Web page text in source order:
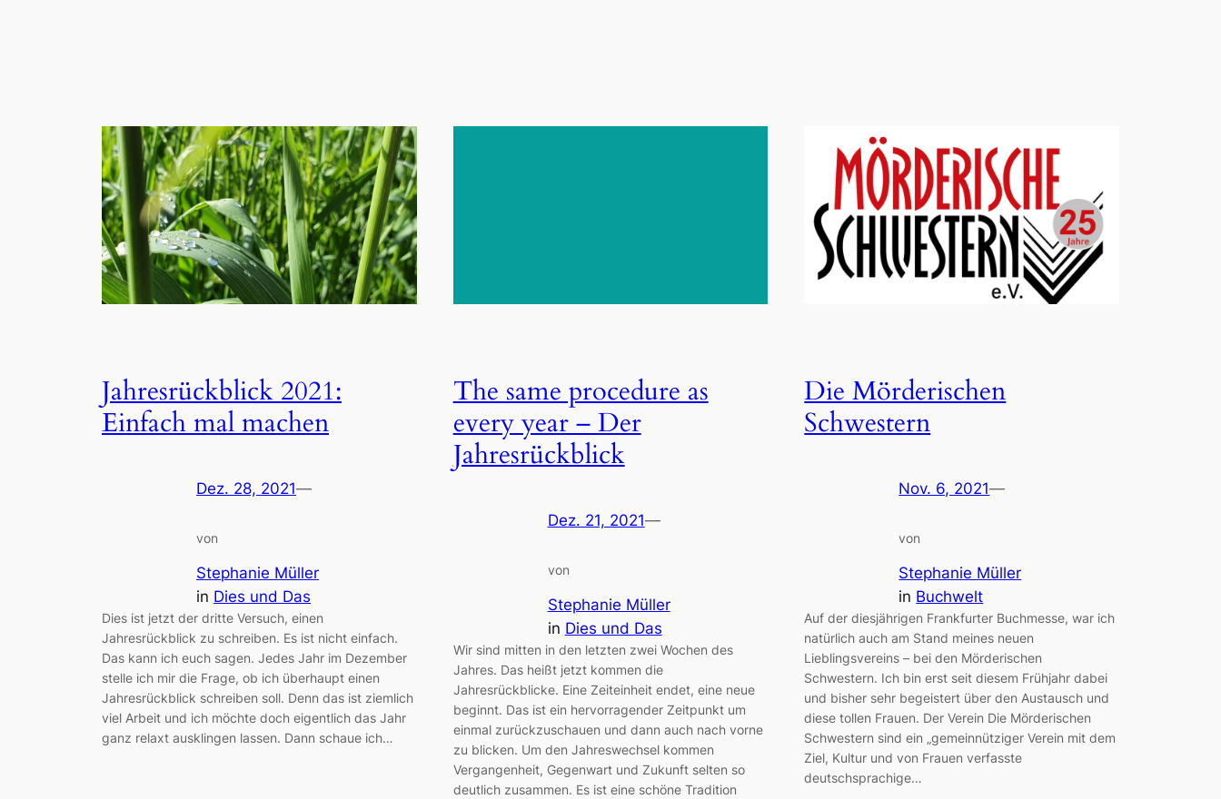
Jahresrückblick 2021:
Einfach mal machen
Dez. 28, 2021—
von
Stephanie Müller
in Dies und Das
Dies ist jetzt der dritte Versuch, einen
Jahresrückblick zu schreiben. Es ist nicht einfach.
Das kann ich euch sagen. Jedes Jahr im Dezember
stelle ich mir die Frage, ob ich überhaupt einen
Jahresrückblick schreiben soll. Denn das ist ziemlich
viel Arbeit und ich möchte doch eigentlich das Jahr
ganz relaxt ausklingen lassen. Dann schaue ich…
The same procedure as
every year – Der
Jahresrückblick
Dez. 21, 2021—
von
Stephanie Müller
in Dies und Das
Wir sind mitten in den letzten zwei Wochen des
Jahres. Das heißt jetzt kommen die
Jahresrückblicke. Eine Zeiteinheit endet, eine neue
beginnt. Das ist ein hervorragender Zeitpunkt um
einmal zurückzuschauen und dann auch nach vorne
zu blicken. Um den Jahreswechsel kommen
Vergangenheit, Gegenwart und Zukunft selten so
deutlich zusammen. Es ist eine schöne Tradition
Die Mörderischen
Schwestern
Nov. 6, 2021—
von
Stephanie Müller
in Buchwelt
Auf der diesjährigen Frankfurter Buchmesse, war ich
natürlich auch am Stand meines neuen
Lieblingsvereins – bei den Mörderischen
Schwestern. Ich bin erst seit diesem Frühjahr dabei
und bisher sehr begeistert über den Austausch und
diese tollen Frauen. Der Verein Die Mörderischen
Schwestern sind ein „gemeinnütziger Verein mit dem
Ziel, Kultur und von Frauen verfasste
deutschsprachige…